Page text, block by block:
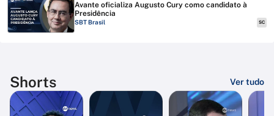
Avante oficializa Augusto Cury como candidato à
Presidência
SBT Brasil SC
Shorts Ver tudo